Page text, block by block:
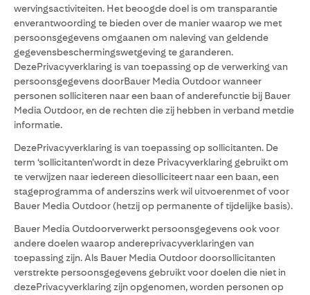
wervingsactiviteiten. Het beoogde doel is om transparantie
enverantwoording te bieden over de manier waarop we met
persoonsgegevens omgaanen om naleving van geldende
gegevensbeschermingswetgeving te garanderen.
DezePrivacyverklaring is van toepassing op de verwerking van
persoonsgegevens doorBauer Media Outdoor wanneer
personen solliciteren naar een baan of anderefunctie bij Bauer
Media Outdoor, en de rechten die zij hebben in verband metdie
informatie.
DezePrivacyverklaring is van toepassing op sollicitanten. De
term ‘sollicitanten’wordt in deze Privacyverklaring gebruikt om
te verwijzen naar iedereen diesolliciteert naar een baan, een
stageprogramma of anderszins werk wil uitvoerenmet of voor
Bauer Media Outdoor (hetzij op permanente of tijdelijke basis).
Bauer Media Outdoorverwerkt persoonsgegevens ook voor
andere doelen waarop andereprivacyverklaringen van
toepassing zijn. Als Bauer Media Outdoor doorsollicitanten
verstrekte persoonsgegevens gebruikt voor doelen die niet in
dezePrivacyverklaring zijn opgenomen, worden personen op